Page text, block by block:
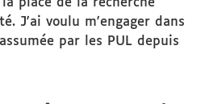
place de la recherche
J'ai voulu m'engager dans
par les PUL depuis